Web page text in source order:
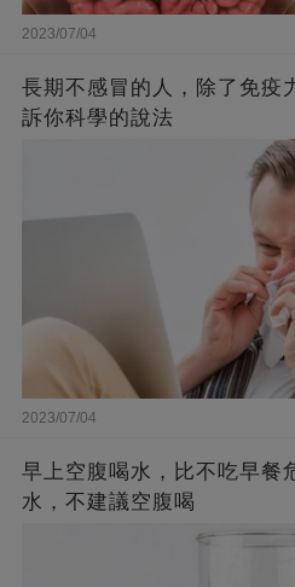
2023/07/04
長期不感冒的人，除了免疫
訴你科學的說法
2023/07/04
早上空腹喝水，比不吃早餐
水，不建議空腹喝